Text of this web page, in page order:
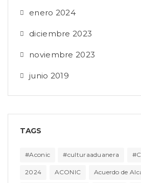
enero 2024
diciembre 2023
noviembre 2023
junio 2019
TAGS
#Aconic #culturaaduanera
2024 ACONIC Acuerdo de